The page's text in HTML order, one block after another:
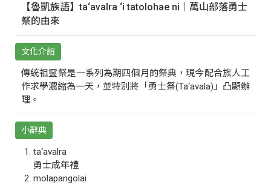
【魯凱族語】ta‘avalra ‘i tatolohae ni｜萬山部落勇士
祭的由來
文化介紹
傳統祖靈祭是一系列為期四個月的祭典，現今配合族人工
作求學濃縮為一天，並特別將「勇士祭(Ta‘avala)」凸顯辦
理。
小辭典
ta‘avalra
勇士成年禮
molapangolai